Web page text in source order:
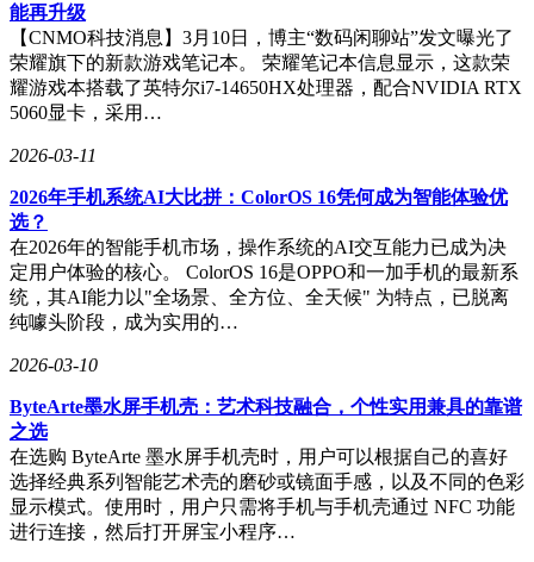
能效比测试以《赛博朋克2077》为基准，结果显示M5 Max较
M4 Max有显著提升，M5 Pro则与M4 Max及Radeon 8060S持
平，同时优于多数英伟达Blackwell GPU。综合各项测试数
据，20核M5 Pro与40核M5 Max GPU较前代提升幅度符合苹果
芯片迭代规律。不过受限于14英寸机型的散热瓶颈，当前M5
性能表现值得期待。
能再升级
【CNMO科技消息】3月10日，博主“数码闲聊站”发文曝光了
荣耀旗下的新款游戏笔记本。 荣耀笔记本信息显示，这款荣
耀游戏本搭载了英特尔i7-14650HX处理器，配合NVIDIA RTX
5060显卡，采用…
2026-03-11
2026年手机系统AI大比拼：ColorOS 16凭何成为智能体验优
选？
在2026年的智能手机市场，操作系统的AI交互能力已成为决
定用户体验的核心。 ColorOS 16是OPPO和一加手机的最新系
统，其AI能力以"全场景、全方位、全天候" 为特点，已脱离
纯噱头阶段，成为实用的…
2026-03-10
ByteArte墨水屏手机壳：艺术科技融合，个性实用兼具的靠谱
之选
在选购 ByteArte 墨水屏手机壳时，用户可以根据自己的喜好
选择经典系列智能艺术壳的磨砂或镜面手感，以及不同的色彩
显示模式。使用时，用户只需将手机与手机壳通过 NFC 功能
进行连接，然后打开屏宝小程序…